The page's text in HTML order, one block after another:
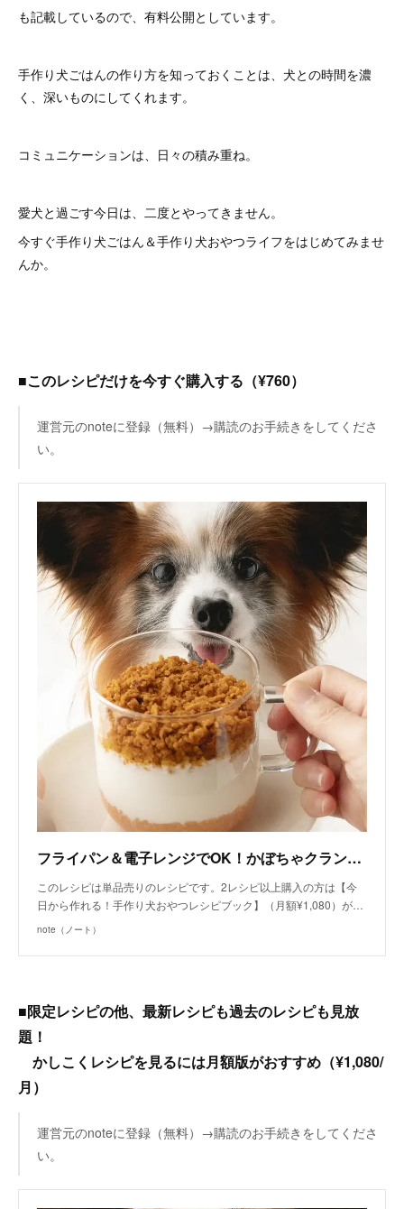
も記載しているので、有料公開としています。
手作り犬ごはんの作り方を知っておくことは、犬との時間を濃
く、深いものにしてくれます。
コミュニケーションは、日々の積み重ね。
愛犬と過ごす今日は、二度とやってきません。
今すぐ手作り犬ごはん＆手作り犬おやつライフをはじめてみませ
んか。
■このレシピだけを今すぐ購入する（¥760）
運営元のnoteに登録（無料）→購読のお手続きをしてくださ
い。
フライパン＆電子レンジでOK！かぼちゃクランブルとりんごのヨーグルトパフェ（手作り犬おやつレシピ）/単品購入｜いちかわあやこ（犬ごはん先生）｜note
このレシピは単品売りのレシピです。2レシピ以上購入の方は【今
日から作れる！手作り犬おやつレシピブック】（月額¥1,080）が…
note（ノート）
■限定レシピの他、最新レシピも過去のレシピも見放
題！
かしこくレシピを見るには月額版がおすすめ（¥1,080/
月）
運営元のnoteに登録（無料）→購読のお手続きをしてくださ
い。